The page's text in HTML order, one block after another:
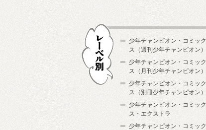
少年チャンピオン・コミック
ス（週刊少年チャンピオン）
少年チャンピオン・コミック
ス（月刊少年チャンピオン）
少年チャンピオン・コミック
ス（別冊少年チャンピオン）
少年チャンピオン・コミック
ス・エクストラ
少年チャンピオン・コミック